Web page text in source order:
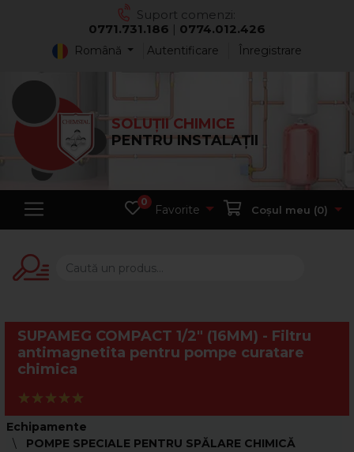
Suport comenzi:
0771.731.186 | 0774.012.426
Română Autentificare Înregistrare
SOLUȚII CHIMICE
PENTRU INSTALAȚII
0
Favorite Coșul meu (0)
SUPAMEG COMPACT 1/2" (16MM) - Filtru
antimagnetita pentru pompe curatare
chimica
Echipamente
POMPE SPECIALE PENTRU SPĂLARE CHIMICĂ